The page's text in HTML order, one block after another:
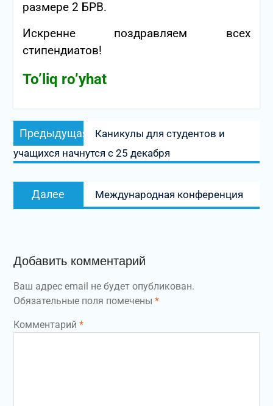
размере 2 БРВ.
Искренне поздравляем всех
стипендиатов!
To’liq ro’yhat
Навигация
по
записям
Предыдущая
запись:
Каникулы для студентов и
учащихся начнутся с 25 декабря
Далее
запись:
Международная конференция
Добавить комментарий
Ваш адрес email не будет опубликован.
Обязательные поля помечены *
Комментарий *